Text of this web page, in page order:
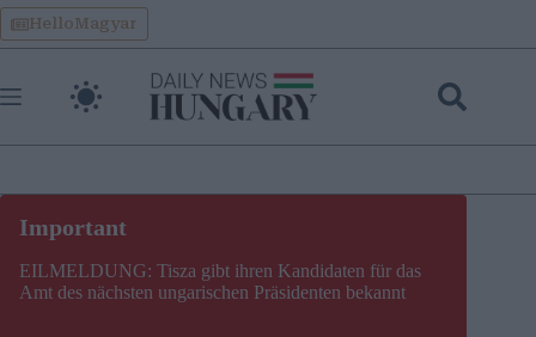
Skip
to
content
HelloMagyar
EILMELDUNG: Tisza gibt ihren Kandidaten für das
Amt des nächsten ungarischen Präsidenten bekannt